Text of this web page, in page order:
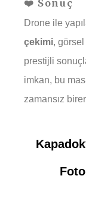
❤️ Sonuç
Drone ile
çekimi,
prestijli
imkan, bu
zamansız